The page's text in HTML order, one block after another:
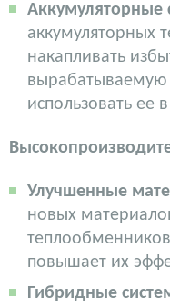
Аккумуляторные
аккумуляторных
накапливать
использовать ее
Улучшенные
новых
повышает их
Гибридные